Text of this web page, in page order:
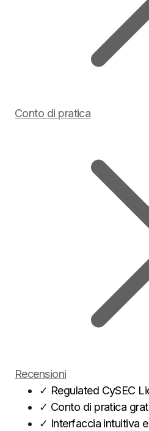
Conto di pratica
Recensioni
✓ Regulated CySEC
✓ Conto di pratica
✓ Interfaccia intuitiva